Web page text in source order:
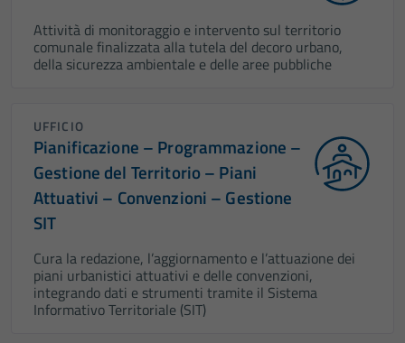
Attività di monitoraggio e intervento sul territorio
comunale finalizzata alla tutela del decoro urbano,
della sicurezza ambientale e delle aree pubbliche
UFFICIO
Pianificazione – Programmazione –
Gestione del Territorio – Piani
Attuativi – Convenzioni – Gestione
SIT
Cura la redazione, l’aggiornamento e l’attuazione dei
piani urbanistici attuativi e delle convenzioni,
integrando dati e strumenti tramite il Sistema
Informativo Territoriale (SIT)